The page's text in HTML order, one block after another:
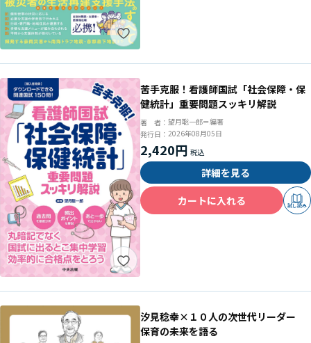
苦手克服！看護師国試「社会保障・保
健統計」重要問題スッキリ解説
著 者： 望月聡一郎＝編著
発行日： 2026年08月05日
2,420円
詳細を見る
カートに入れる
試し読み
汐見稔幸×１０人の次世代リーダー
保育の未来を語る